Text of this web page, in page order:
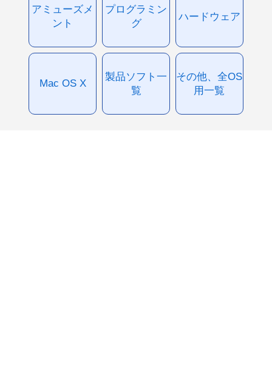
アミューズメ
ント
プログラミン
グ
ハードウェア
Mac OS X
製品ソフト一
覧
その他、全OS
用一覧